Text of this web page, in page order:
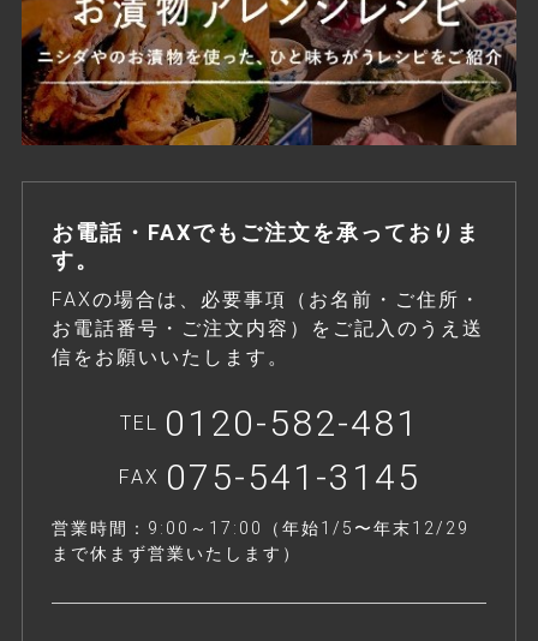
お電話・FAXでもご注文を承っておりま
す。
FAXの場合は、必要事項（お名前・ご住所・
お電話番号・ご注文内容）をご記入のうえ送
信をお願いいたします。
TEL 0120-582-481
FAX 075-541-3145
営業時間：9:00～17:00（年始1/5〜年末12/29
まで休まず営業いたします）